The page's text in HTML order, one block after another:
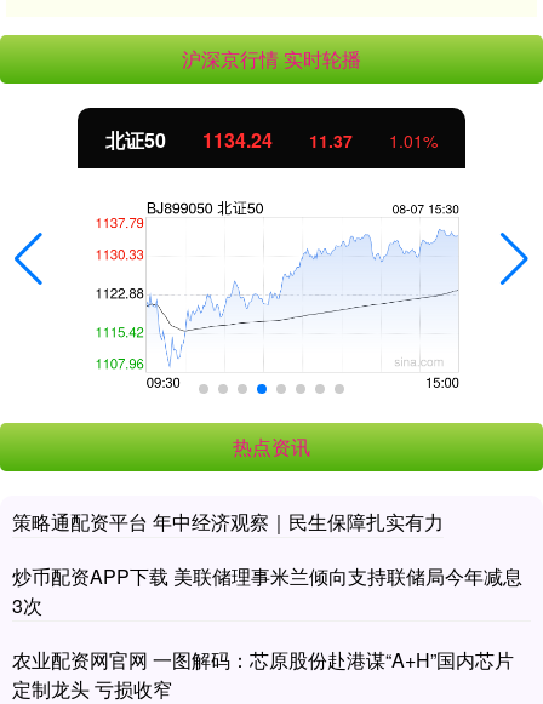
沪深京行情 实时轮播
北证50 1134.24 11.37 1.01%
热点资讯
策略通配资平台 年中经济观察｜民生保障扎实有力
炒币配资APP下载 美联储理事米兰倾向支持联储局今年减息
3次
农业配资网官网 一图解码：芯原股份赴港谋“A+H”国内芯片
定制龙头 亏损收窄